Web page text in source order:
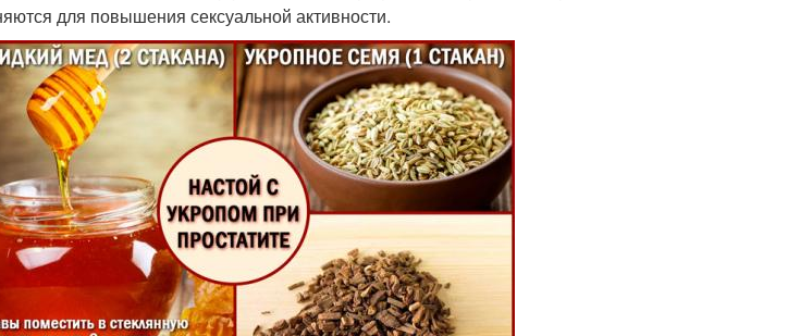
для повышения сексуальной активности.